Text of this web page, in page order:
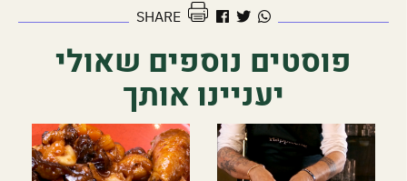
SHARE
להדפסה
לחץ
פוסטים נוספים שאולי
יעניינו אותך